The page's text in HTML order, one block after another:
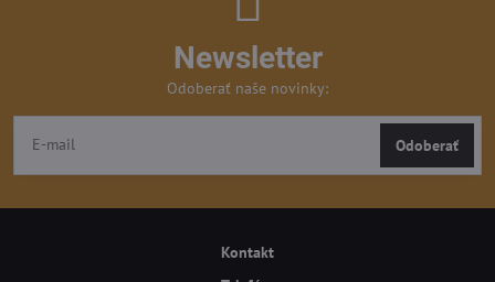
Newsletter
Odoberať naše novinky:
Odoberať
Kontakt